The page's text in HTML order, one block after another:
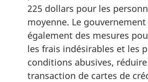
225 dollars pour les
moyenne. Le
également des mesures
les frais indésirables et les
conditions abusives,
transaction de cartes de